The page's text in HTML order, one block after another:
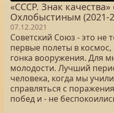
«СССР. Знак
Охлобыстиным (2021-
07.12.2021
Советский Союз - это не
первые полеты в
гонка вооружения. Для
молодости. Лучший
человека, когда мы
справляться с
побед и - не